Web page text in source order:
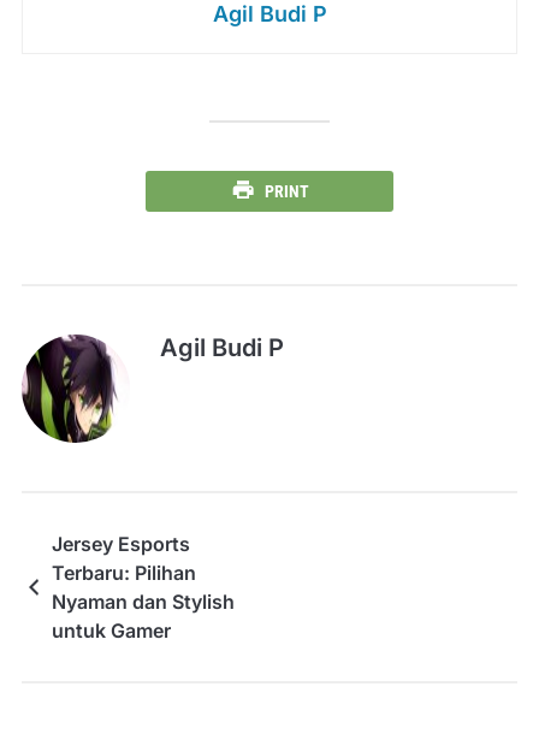
Agil Budi P
PRINT
Agil Budi P
Jersey Esports
Terbaru: Pilihan
Nyaman dan Stylish
untuk Gamer